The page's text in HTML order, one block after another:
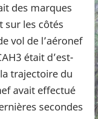
des marques
sur les côtés
vol de l’aéronef
était d’est-
trajectoire du
avait effectué
secondes